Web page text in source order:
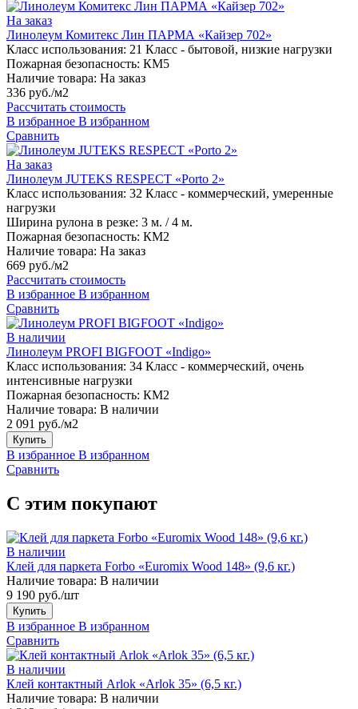
На заказ
Линолеум Комитекс Лин ПАРМА «Кайзер 702»
Класс использования: 21 Класс - бытовой, низкие нагрузки
Пожарная безопасность: КМ5
Наличие товара: На заказ
336 руб./м2
Рассчитать стоимость
В избранное В избранном
Сравнить
На заказ
Линолеум JUTEKS RESPECT «Porto 2»
Класс использования: 32 Класс - коммерческий, умеренные
нагрузки
Ширина рулона в резке: 3 м. / 4 м.
Пожарная безопасность: КМ2
Наличие товара: На заказ
669 руб./м2
Рассчитать стоимость
В избранное В избранном
Сравнить
В наличии
Линолеум PROFI BIGFOOT «Indigo»
Класс использования: 34 Класс - коммерческий, очень
интенсивные нагрузки
Пожарная безопасность: КМ2
Наличие товара: В наличии
2 091 руб./м2
Купить
В избранное В избранном
Сравнить
С этим покупают
В наличии
Клей для паркета Forbo «Euromix Wood 148» (9,6 кг.)
Наличие товара: В наличии
9 190 руб./шт
Купить
В избранное В избранном
Сравнить
В наличии
Клей контактный Arlok «Arlok 35» (6,5 кг.)
Наличие товара: В наличии